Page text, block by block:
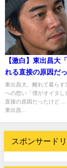
【激白】東出昌大
れる直接の原因だ
離れて暮らす3人の
へ・・・
東出昌大、離れて暮らす
への想い「僕がオイタし
直接の原因だったけど ...
東出昌...
スポンサード